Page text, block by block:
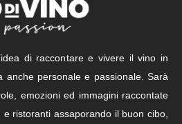
di raccontare e vivere il vino in
anche personale e passionale. Sarà
emozioni ed immagini raccontate
ristoranti assaporando il buon cibo,